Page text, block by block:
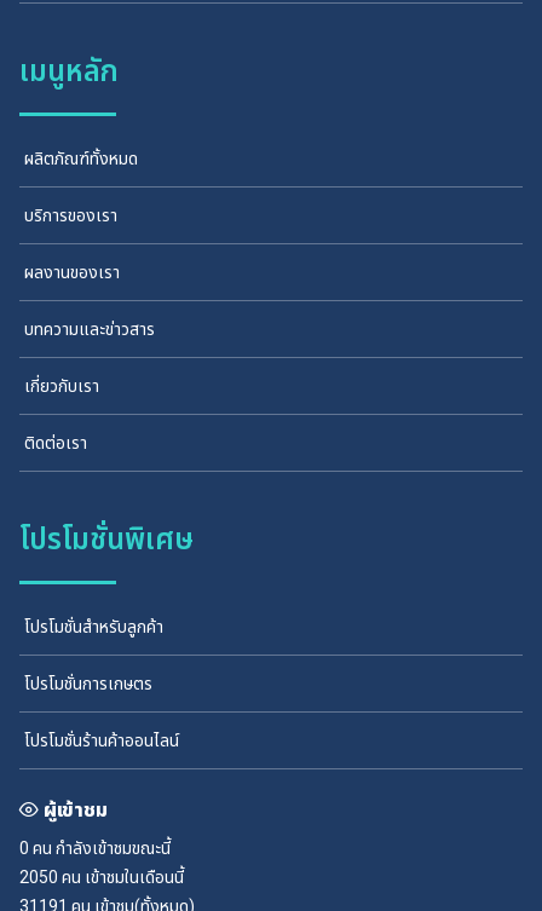
เมนูหลัก
ผลิตภัณฑ์ทั้งหมด
บริการของเรา
ผลงานของเรา
บทความและข่าวสาร
เกี่ยวกับเรา
ติดต่อเรา
โปรโมชั่นพิเศษ
โปรโมชั่นสำหรับลูกค้า
โปรโมชั่นการเกษตร
โปรโมชั่นร้านค้าออนไลน์
ผู้เข้าชม
0 คน กำลังเข้าชมขณะนี้
2050 คน เข้าชมในเดือนนี้
31191 คน เข้าชม(ทั้งหมด)